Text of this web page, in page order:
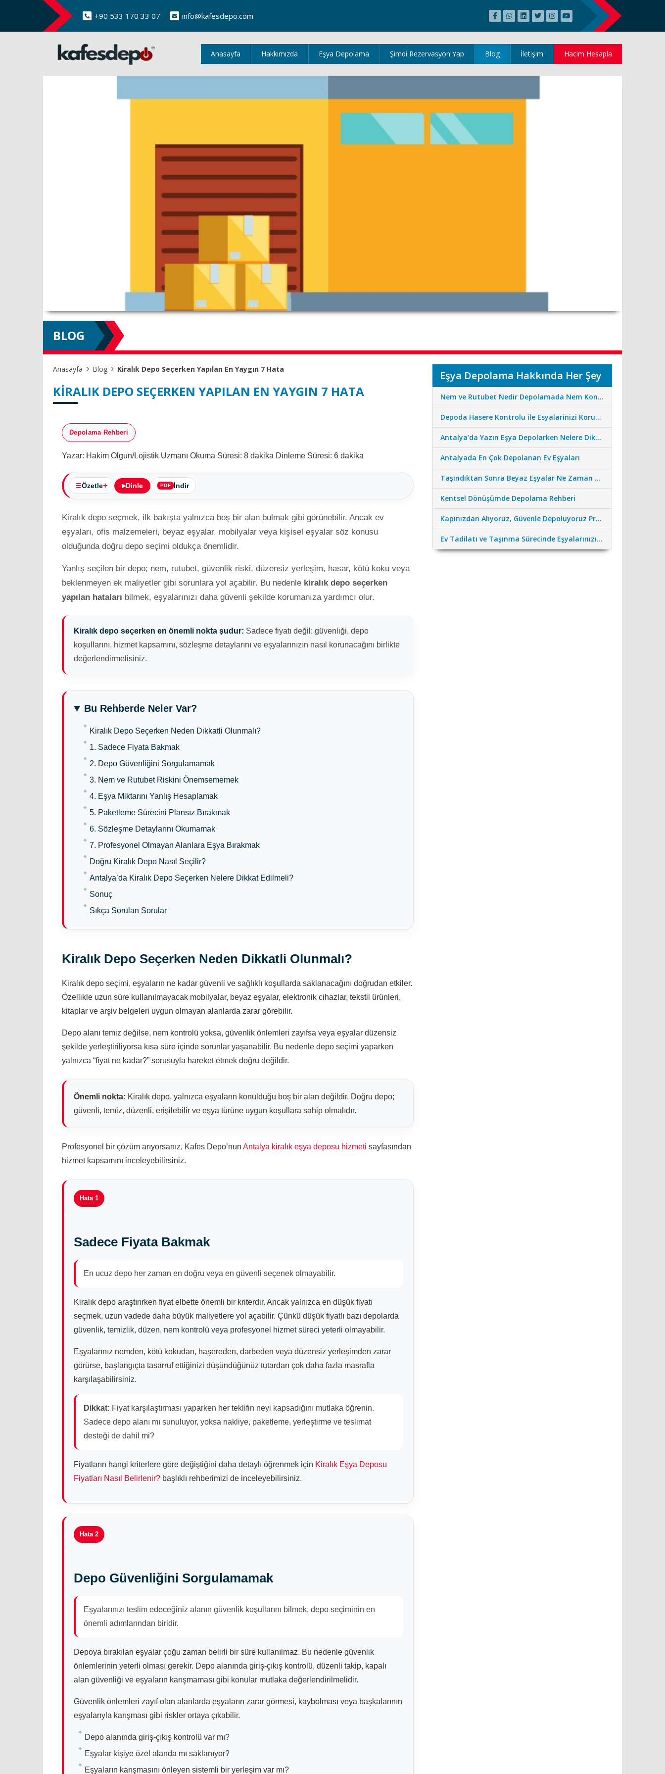
+90 533 170 33 07 info@kafesdepo.com
Anasayfa Hakkımızda Eşya Depolama Şimdi Rezervasyon Yap Blog İletişim Hacim Hesapla
BLOG
Anasayfa Blog Kiralık Depo Seçerken Yapılan En Yaygın 7 Hata
KIRALIK DEPO SEÇERKEN YAPILAN EN YAYGIN 7 HATA
Depolama Rehberi
Yazar: Hakim Olgun/Lojistik Uzmanı Okuma Süresi: 8 dakika Dinleme Süresi: 6 dakika
Özetle Dinle İndir
Kiralık depo seçmek, ilk bakışta yalnızca boş bir alan bulmak gibi görünebilir. Ancak ev
eşyaları, ofis malzemeleri, beyaz eşyalar, mobilyalar veya kişisel eşyalar söz konusu
olduğunda doğru depo seçimi oldukça önemlidir.
Yanlış seçilen bir depo; nem, rutubet, güvenlik riski, düzensiz yerleşim, hasar, kötü koku veya
beklenmeyen ek maliyetler gibi sorunlara yol açabilir. Bu nedenle kiralık depo seçerken
yapılan hataları bilmek, eşyalarınızı daha güvenli şekilde korumanıza yardımcı olur.
Kiralık depo seçerken en önemli nokta şudur: Sadece fiyatı değil; güvenliği, depo
koşullarını, hizmet kapsamını, sözleşme detaylarını ve eşyalarınızın nasıl korunacağını birlikte
değerlendirmelisiniz.
Bu Rehberde Neler Var?
Kiralık Depo Seçerken Neden Dikkatli Olunmalı?
1. Sadece Fiyata Bakmak
2. Depo Güvenliğini Sorgulamamak
3. Nem ve Rutubet Riskini Önemsememek
4. Eşya Miktarını Yanlış Hesaplamak
5. Paketleme Sürecini Plansız Bırakmak
6. Sözleşme Detaylarını Okumamak
7. Profesyonel Olmayan Alanlara Eşya Bırakmak
Doğru Kiralık Depo Nasıl Seçilir?
Antalya’da Kiralık Depo Seçerken Nelere Dikkat Edilmeli?
Sonuç
Sıkça Sorulan Sorular
Kiralık Depo Seçerken Neden Dikkatli Olunmalı?
Kiralık depo seçimi, eşyaların ne kadar güvenli ve sağlıklı koşullarda saklanacağını doğrudan etkiler.
Özellikle uzun süre kullanılmayacak mobilyalar, beyaz eşyalar, elektronik cihazlar, tekstil ürünleri,
kitaplar ve arşiv belgeleri uygun olmayan alanlarda zarar görebilir.
Depo alanı temiz değilse, nem kontrolü yoksa, güvenlik önlemleri zayıfsa veya eşyalar düzensiz
şekilde yerleştiriliyorsa kısa süre içinde sorunlar yaşanabilir. Bu nedenle depo seçimi yaparken
yalnızca “fiyat ne kadar?” sorusuyla hareket etmek doğru değildir.
Önemli nokta: Kiralık depo, yalnızca eşyaların konulduğu boş bir alan değildir. Doğru depo;
güvenli, temiz, düzenli, erişilebilir ve eşya türüne uygun koşullara sahip olmalıdır.
Profesyonel bir çözüm arıyorsanız, Kafes Depo’nun Antalya kiralık eşya deposu hizmeti sayfasından
hizmet kapsamını inceleyebilirsiniz.
Hata 1
Sadece Fiyata Bakmak
En ucuz depo her zaman en doğru veya en güvenli seçenek olmayabilir.
Kiralık depo araştırırken fiyat elbette önemli bir kriterdir. Ancak yalnızca en düşük fiyatı
seçmek, uzun vadede daha büyük maliyetlere yol açabilir. Çünkü düşük fiyatlı bazı depolarda
güvenlik, temizlik, düzen, nem kontrolü veya profesyonel hizmet süreci yeterli olmayabilir.
Eşyalarınız nemden, kötü kokudan, haşereden, darbeden veya düzensiz yerleşimden zarar
görürse, başlangıçta tasarruf ettiğinizi düşündüğünüz tutardan çok daha fazla masrafla
karşılaşabilirsiniz.
Dikkat: Fiyat karşılaştırması yaparken her teklifin neyi kapsadığını mutlaka öğrenin.
Sadece depo alanı mı sunuluyor, yoksa nakliye, paketleme, yerleştirme ve teslimat
desteği de dahil mi?
Fiyatların hangi kriterlere göre değiştiğini daha detaylı öğrenmek için Kiralık Eşya Deposu
Fiyatları Nasıl Belirlenir? başlıklı rehberimizi de inceleyebilirsiniz.
Hata 2
Depo Güvenliğini Sorgulamamak
Eşyalarınızı teslim edeceğiniz alanın güvenlik koşullarını bilmek, depo seçiminin en
önemli adımlarından biridir.
Depoya bırakılan eşyalar çoğu zaman belirli bir süre kullanılmaz. Bu nedenle güvenlik
önlemlerinin yeterli olması gerekir. Depo alanında giriş-çıkış kontrolü, düzenli takip, kapalı
alan güvenliği ve eşyaların karışmaması gibi konular mutlaka değerlendirilmelidir.
Güvenlik önlemleri zayıf olan alanlarda eşyaların zarar görmesi, kaybolması veya başkalarının
eşyalarıyla karışması gibi riskler ortaya çıkabilir.
Depo alanında giriş-çıkış kontrolü var mı?
Eşyalar kişiye özel alanda mı saklanıyor?
Eşyaların karışmasını önleyen sistemli bir yerleşim var mı?
Eşya Depolama Hakkında Her Şey
Nem ve Rutubet Nedir Depolamada Nem Kontrolünün Önemi
Depoda Hasere Kontrolu ile Esyalarinizi Koruma Standartlarimiz
Antalya’da Yazın Eşya Depolarken Nelere Dikkat Edilmeli?
Antalyada En Çok Depolanan Ev Eşyaları
Taşındıktan Sonra Beyaz Eşyalar Ne Zaman Çalıştırılmalı?
Kentsel Dönüşümde Depolama Rehberi
Kapınızdan Alıyoruz, Güvenle Depoluyoruz Profesyonel Nakliye Desteği
Ev Tadilatı ve Taşınma Sürecinde Eşyalarınızı Güvenceye Alın